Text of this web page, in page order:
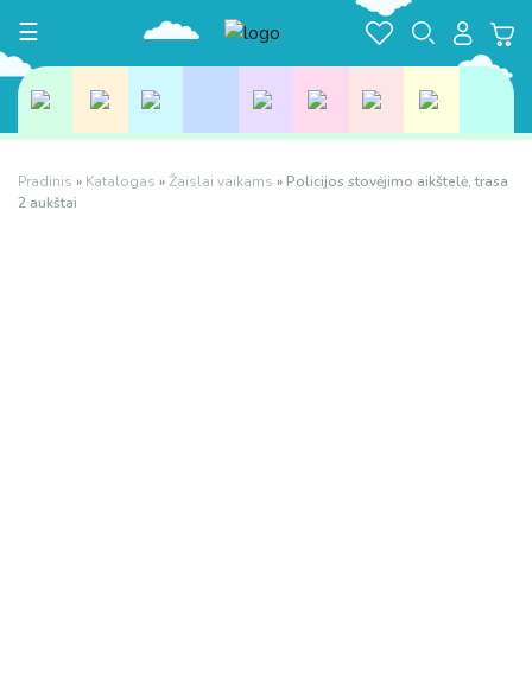
Toggle navigation
☰
Pradinis » Katalogas »Žaislai vaikams » Policijos stovėjimo aikštelė, trasa
2 aukštai